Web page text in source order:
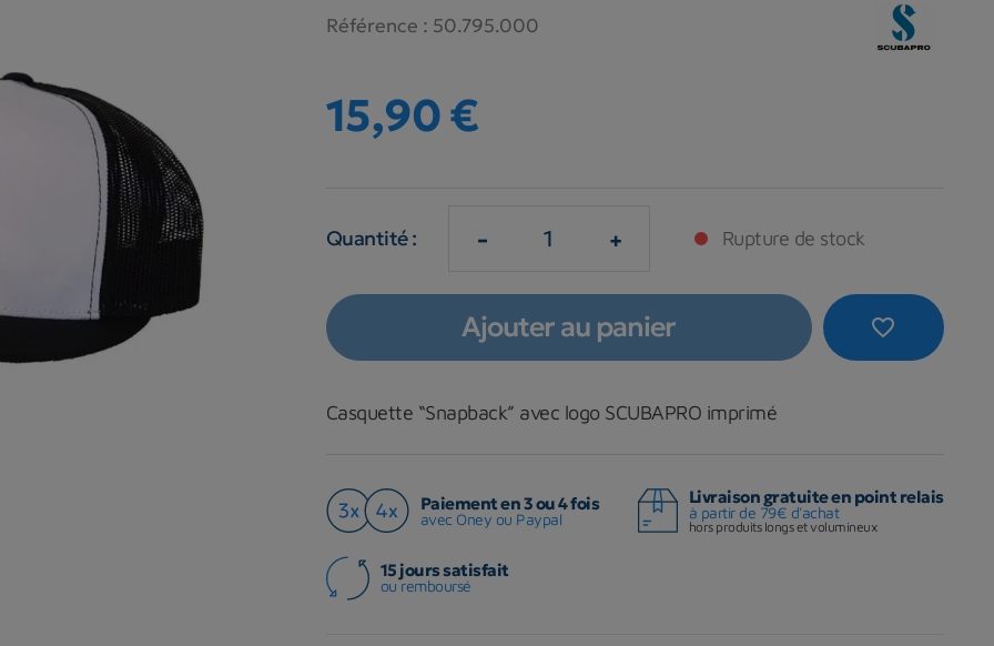
Référence : 50.795.000
15,90 €
Quantité : - + Rupture de stock
favorite_border
Ajouter au panier
Casquette “Snapback” avec logo SCUBAPRO imprimé
Paiement en 3 ou 4 fois
avec Oney ou Paypal
Livraison gratuite en point relais
à partir de 79€ d'achat
hors produits longs et volumineux
15 jours satisfait
ou remboursé